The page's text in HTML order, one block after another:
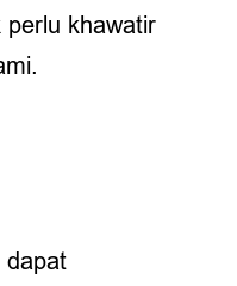
perlu khawatir
dapat